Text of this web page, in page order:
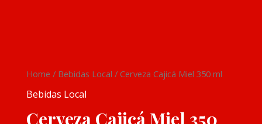
Home / Bebidas Local / Cerveza Cajicá Miel 350 ml
Bebidas Local
Cerveza Cajicá Miel 350
Cerveza
Cajicá
350